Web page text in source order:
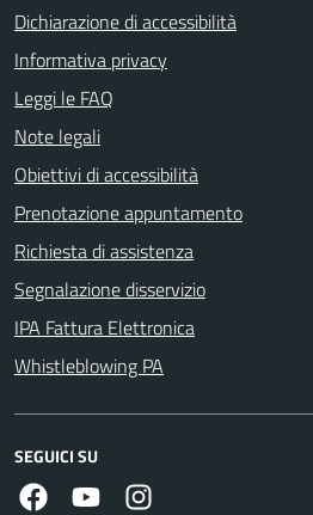
Dichiarazione di accessibilità
Informativa privacy
Leggi le FAQ
Note legali
Obiettivi di accessibilità
Prenotazione appuntamento
Richiesta di assistenza
Segnalazione disservizio
IPA Fattura Elettronica
Whistleblowing PA
SEGUICI SU
FacebookYoutube